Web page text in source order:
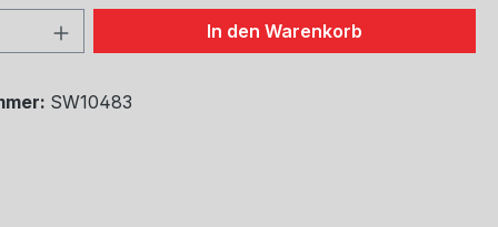
Anzahl: Gib den gewünschten Wert
In den Warenkorb
SW10483